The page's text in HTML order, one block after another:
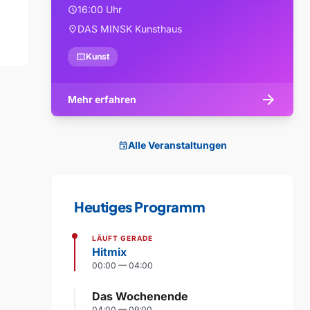
schedule16:00 Uhr
location_onDAS MINSK Kunsthaus
confirmation_numberKunst
Mehr erfahren arrow_forward
eventAlle Veranstaltungen
Heutiges Programm
LÄUFT GERADE
Hitmix
00:00 — 04:00
Das Wochenende